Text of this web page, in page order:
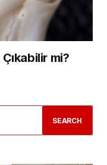
mi?
SEARCH